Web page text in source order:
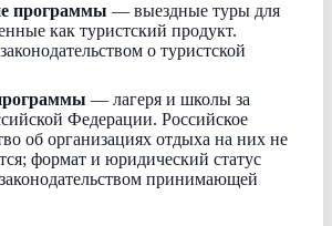
программы — выездные туры для
как туристский продукт.
о туристской
— лагеря и школы за
Федерации. Российское
об организациях отдыха на них не
формат и юридический статус
принимающей